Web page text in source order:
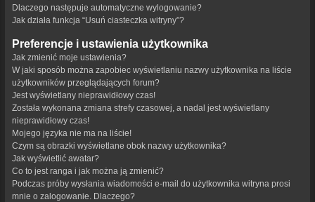
Dlaczego następuje automatyczne wylogowanie?
Jak działa funkcja “Usuń ciasteczka witryny”?
Preferencje i ustawienia użytkownika
Jak zmienić moje ustawienia?
W jaki sposób można zapobiec wyświetlaniu nazwy użytkownika na liście
użytkowników przeglądających forum?
Jest wyświetlany nieprawidłowy czas!
Została wykonana zmiana strefy czasowej, a nadal jest wyświetlany
nieprawidłowy czas!
Mojego języka nie ma na liście!
Czym są obrazki wyświetlane obok nazwy użytkownika?
Jak wyświetlić awatar?
Co to jest ranga i jak można ją zmienić?
Podczas próby wysłania wiadomości e-mail do użytkownika witryna prosi
mnie o zalogowanie. Dlaczego?